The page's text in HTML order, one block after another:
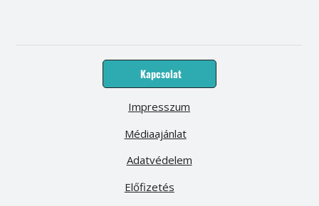
Kapcsolat
Médiaajánlat
Előfizetés
Impresszum
Adatvédelem